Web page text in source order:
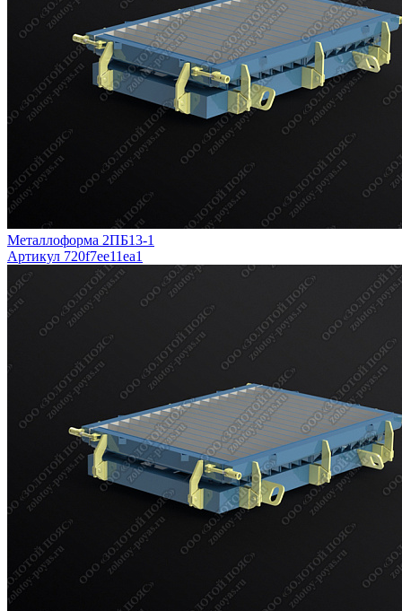
Металлоформа 2ПБ13-1
Артикул 720f7ee11ea1